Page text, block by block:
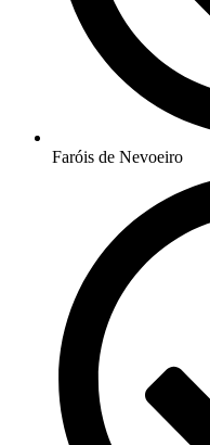
Faróis de Nevoeiro